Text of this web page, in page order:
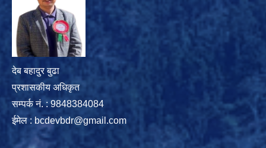
देब बहादुर बुढा
प्रशासकीय अधिकृत
सम्पर्क नं. : 9848384084
ईमेल : bcdevbdr@gmail.com